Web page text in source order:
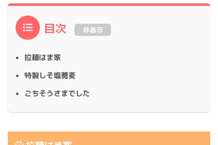
目次 非表示
拉麺はま家
特製しそ塩蕎麦
ごちそうさまでした